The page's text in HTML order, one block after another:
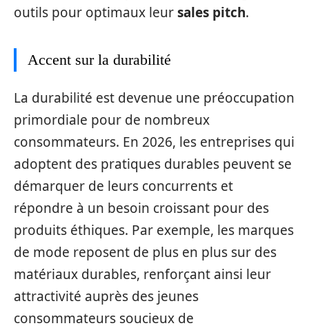
outils pour optimaux leursales pitch.
Accent sur la durabilité
La durabilité est devenue une préoccupation
primordiale pour de nombreux
consommateurs. En 2026, les entreprises qui
adoptent des pratiques durables peuvent se
démarquer de leurs concurrents et
répondre à un besoin croissant pour des
produits éthiques. Par exemple, les marques
de mode reposent de plus en plus sur des
matériaux durables, renforçant ainsi leur
attractivité auprès des jeunes
consommateurs soucieux de